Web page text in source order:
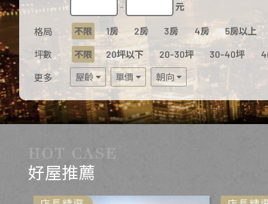
- 元
格局 不限 1房 2房 3房 4房 5房以上
坪數 不限 20坪以下 20-30坪 30-40坪
更多 屋齡 單價 朝向
好屋推薦